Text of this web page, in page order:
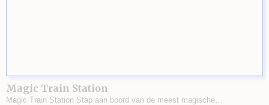
Magic Train Station
Magic Train Station Stap aan boord van de meest magische…